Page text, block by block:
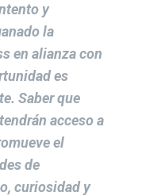
y
la
en alianza con
es
Saber que
acceso a
el
de
curiosidad y